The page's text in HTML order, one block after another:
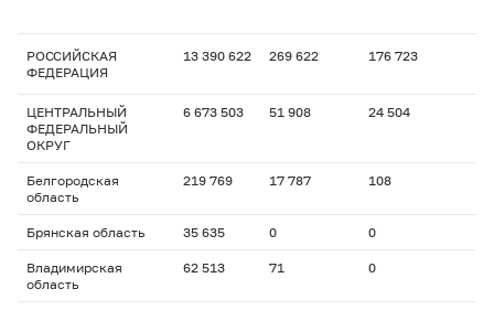
РОССИЙСКАЯ
ФЕДЕРАЦИЯ
13 390 622 269 622 176 723
ЦЕНТРАЛЬНЫЙ
ФЕДЕРАЛЬНЫЙ
ОКРУГ
6 673 503 51 908 24 504
Белгородская
область
219 769 17 787 108
Брянская область 35 635 0 0
Владимирская
область
62 513 71 0